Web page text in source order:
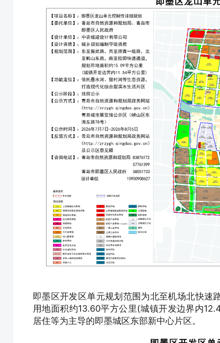
即墨区开发区单元规划范围为北至机场北快速
用地面积约13.60平方公里(城镇开发边界内
居住等为主导的即墨城区东部新中心片区。